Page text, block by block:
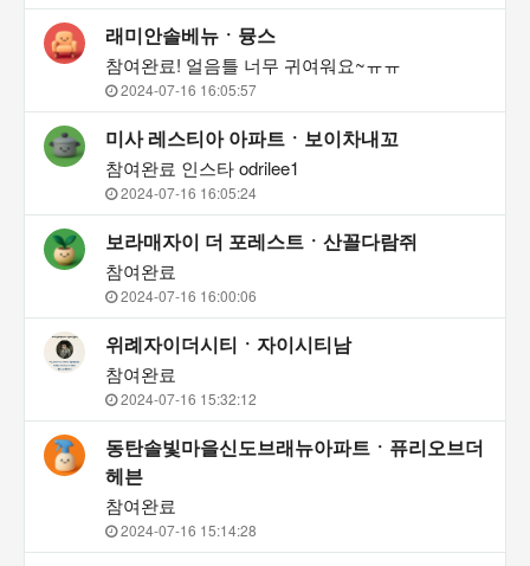
래미안솔베뉴ㆍ뮹스
참여완료! 얼음틀 너무 귀여워요~ㅠㅠ
2024-07-16 16:05:57
미사 레스티아 아파트ㆍ보이차내꼬
참여완료 인스타 odrilee1
2024-07-16 16:05:24
보라매자이 더 포레스트ㆍ산꼴다람쥐
참여완료
2024-07-16 16:00:06
위례자이더시티ㆍ자이시티남
참여완료
2024-07-16 15:32:12
동탄솔빛마을신도브래뉴아파트ㆍ퓨리오브더
헤븐
참여완료
2024-07-16 15:14:28